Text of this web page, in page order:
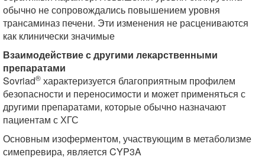
обычно не сопровождались повышением уровня
трансаминаз печени. Эти изменения не расцениваются
как клинически значимые
Взаимодействие с другими лекарственными
препаратами
Sovriad® характеризуется благоприятным профилем
безопасности и переносимости и может применяться с
другими препаратами, которые обычно назначают
пациентам с ХГС
Основным изоферментом, участвующим в метаболизме
симепревира, является CYP3A